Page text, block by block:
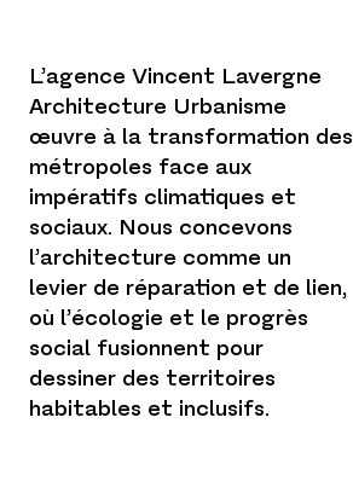
L’agence Vincent Lavergne
Architecture Urbanisme
œuvre à la transformation des
métropoles face aux
impératifs climatiques et
sociaux. Nous concevons
l’architecture comme un
levier de réparation et de lien,
où l’écologie et le progrès
social fusionnent pour
dessiner des territoires
habitables et inclusifs.